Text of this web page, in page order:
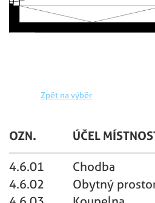
Zpět na výběr
OZN. ÚČEL
4.6.01
Chodba
4.6.02 Obytný